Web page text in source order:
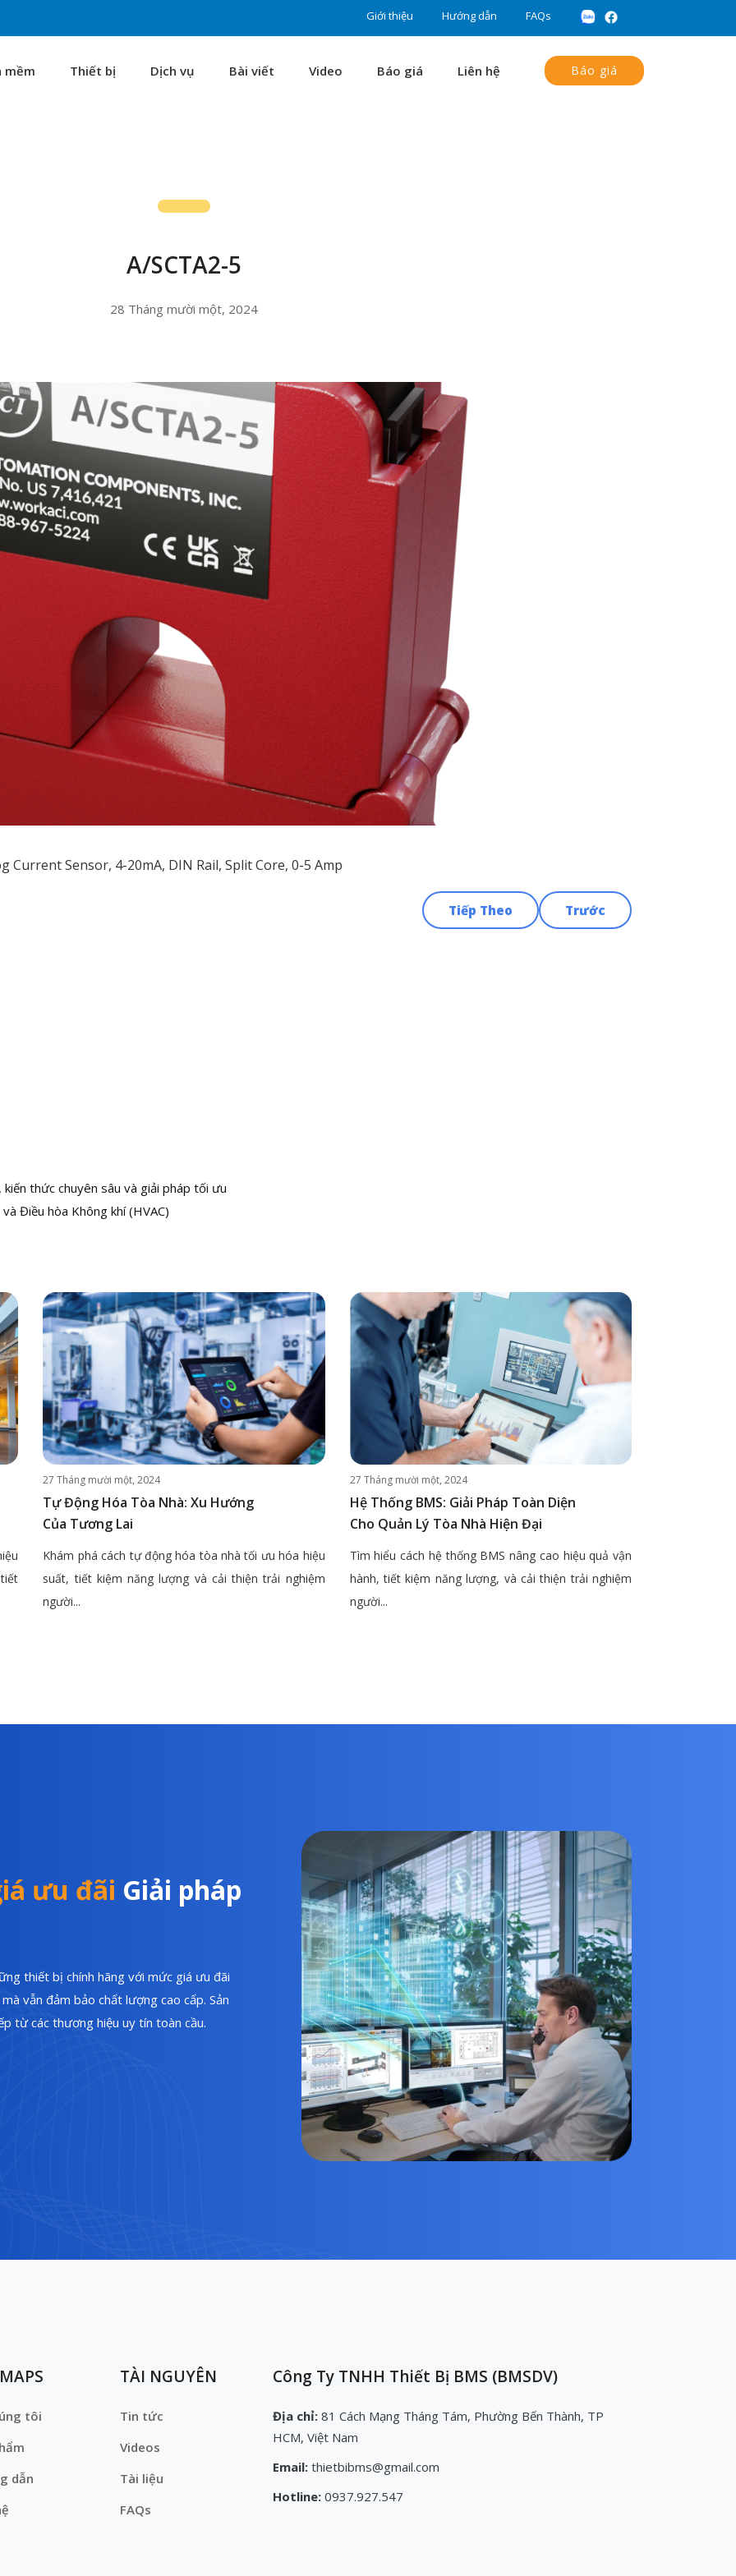
Giới thiệu Hướng dẫn FAQs
mềm Thiết bị Dịch vụ Bài viết Video Báo giá Liên hệ Báo giá
A/SCTA2-5
28 Tháng mười một, 2024
Current Sensor, 4-20mA, DIN Rail, Split Core, 0-5 Amp
Trước
Tiếp Theo
thức chuyên sâu và giải pháp tối ưu
Điều hòa Không khí (HVAC)
27 Tháng mười một, 2024
Tự Động Hóa Tòa Nhà: Xu Hướng
Của Tương Lai
Khám phá cách tự động hóa tòa nhà tối ưu hóa hiệu
suất, tiết kiệm năng lượng và cải thiện trải nghiệm
người...
27 Tháng mười một, 2024
Hệ Thống BMS: Giải Pháp Toàn Diện
Cho Quản Lý Tòa Nhà Hiện Đại
Tìm hiểu cách hệ thống BMS nâng cao hiệu quả vận
hành, tiết kiệm năng lượng, và cải thiện trải nghiệm
người...
ưu đãi Giải pháp
thiết bị chính hãng với mức giá ưu đãi
vẫn đảm bảo chất lượng cao cấp. Sản
từ các thương hiệu uy tín toàn cầu.
tôi
dẫn
TÀI NGUYÊN
Tin tức
Videos
Tài liệu
FAQs
Công Ty TNHH Thiết Bị BMS (BMSDV)
Địa chỉ: 81 Cách Mạng Tháng Tám, Phường Bến Thành, TP
HCM, Việt Nam
Email: thietbibms@gmail.com
Hotline: 0937.927.547